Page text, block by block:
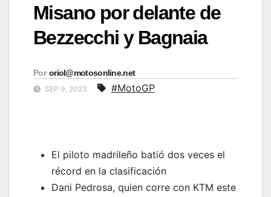
Misano por delante de
Bezzecchi y Bagnaia
Por oriol@motosonline.net
SEP 9, 2023 #MotoGP
El piloto madrileño batió dos veces el
récord en la clasificación
Dani Pedrosa, quien corre con KTM este